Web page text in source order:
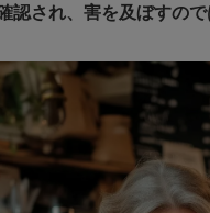
認され、 害を及ぼすの